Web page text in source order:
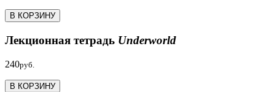
В КОРЗИНУ
Лекционная тетрадь Underworld
240руб.
В КОРЗИНУ